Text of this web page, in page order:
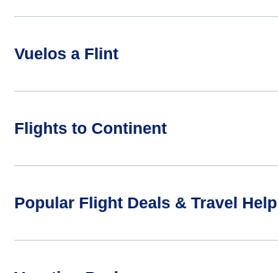
Vuelos a Flint
Vuelos de Albany a Flint - ALB a FNT
Flights to Continent
Popular Flight Deals & Travel Help